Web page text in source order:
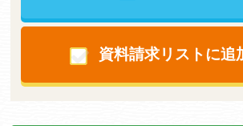
資料請求リストに追